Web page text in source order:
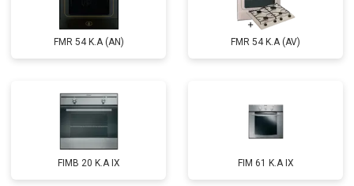
FMR 54 K.A (AN) FMR 54 K.A (AV)
FIMB 20 K.A IX FIM 61 K.A IX